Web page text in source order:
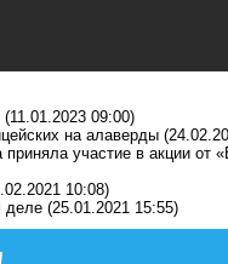
(11.01.2023 09:00)
на алаверды
участие в акции от
10:08)
деле (25.01.2021 15:55)